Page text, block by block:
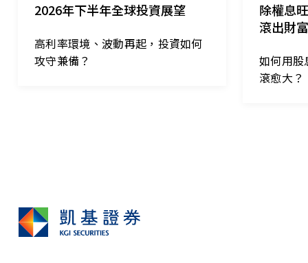
2026年下半年全球投資展望
高利率環境、波動再起，投資如何
攻守兼備？
除權息
滾出財
如何用股
滾愈大？